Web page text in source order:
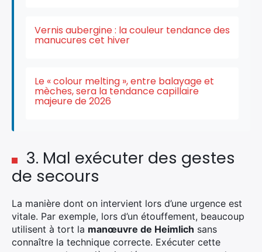
Vernis aubergine : la couleur tendance des
manucures cet hiver
Le « colour melting », entre balayage et
mèches, sera la tendance capillaire
majeure de 2026
3. Mal exécuter des gestes
de secours
La manière dont on intervient lors d’une urgence est
vitale. Par exemple, lors d’un étouffement, beaucoup
utilisent à tort la manœuvre de Heimlich sans
connaître la technique correcte. Exécuter cette